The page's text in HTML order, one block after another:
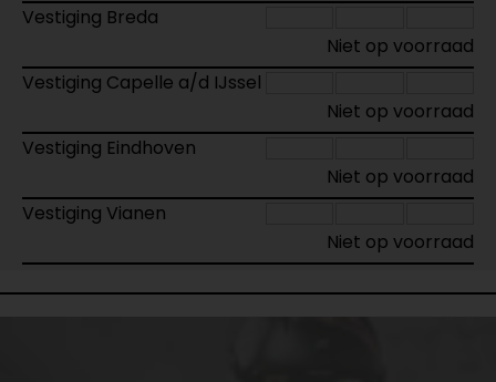
Vestiging Breda
Niet op voorraad
Vestiging Capelle a/d IJssel
Niet op voorraad
Vestiging Eindhoven
Niet op voorraad
Vestiging Vianen
Niet op voorraad